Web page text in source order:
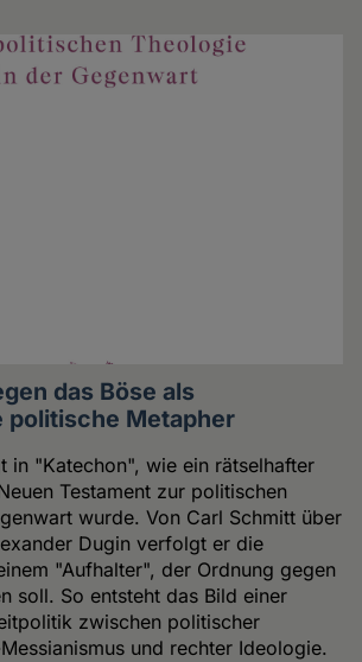
das Böse als
politische Metapher
in "Katechon", wie ein rätselhafter
Testament zur politischen
wurde. Von Carl Schmitt über
Dugin verfolgt er die
"Aufhalter", der Ordnung gegen
soll. So entsteht das Bild einer
zwischen politischer
und rechter Ideologie.